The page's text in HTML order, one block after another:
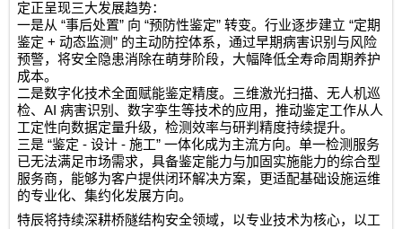
定正呈现三大发展趋势：
一是从 “事后处置” 向 “预防性鉴定”转变。行业逐步建立 “定期
鉴定 +动态监测” 的主动防控体系，通过早期病害识别与风险
预警，将安全隐患消除在萌芽阶段，大幅降低全寿命周期养护
成本。
二是数字化技术全面赋能鉴定精度。三维激光扫描、无人机巡
检、AI病害识别、数字孪生等技术的应用，推动鉴定工作从人
工定性向数据定量升级，检测效率与研判精度持续提升。
三是 “鉴定 -设计 -施工”一体化成为主流方向。单一检测服务
已无法满足市场需求，具备鉴定能力与加固实施能力的综合型
服务商，能够为客户提供闭环解决方案，更适配基础设施运维
的专业化、集约化发展方向。
特辰将持续深耕桥隧结构安全领域，以专业技术为核心，以工